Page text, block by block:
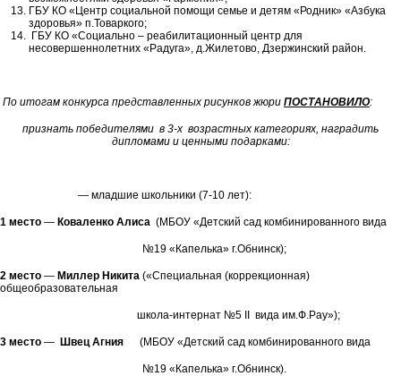
ГБУ КО «Центр социальной помощи семье и детям «Родник» «Азбука
здоровья» п.Товаркого;
ГБУ КО «Социально – реабилитационный центр для
несовершеннолетних «Радуга», д.Жилетово, Дзержинский район.
По итогам конкурса представленных рисунков жюри ПОСТАНОВИЛО:
признать победителями в 3-х возрастных категориях, наградить
дипломами и ценными подарками:
— младшие школьники (7-10 лет):
1 место — Коваленко Алиса (МБОУ «Детский сад комбинированного вида
№19 «Капелька» г.Обнинск);
2 место — Миллер Никита («Специальная (коррекционная)
общеобразовательная
школа-интернат №5 II вида им.Ф.Рау»);
3 место — Швец Агния (МБОУ «Детский сад комбинированного вида
№19 «Капелька» г.Обнинск).